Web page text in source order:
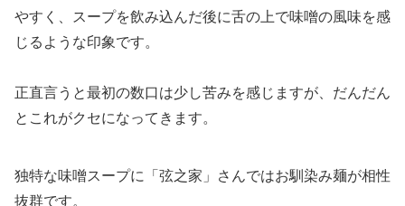
やすく、スープを飲み込んだ後に舌の上で味噌の風味を感
じるような印象です。
正直言うと最初の数口は少し苦みを感じますが、だんだん
とこれがクセになってきます。
独特な味噌スープに「弦之家」さんではお馴染み麺が相性
抜群です。